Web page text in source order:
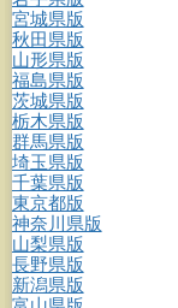
宮城県版
秋田県版
山形県版
福島県版
茨城県版
栃木県版
群馬県版
埼玉県版
千葉県版
東京都版
神奈川県版
山梨県版
長野県版
新潟県版